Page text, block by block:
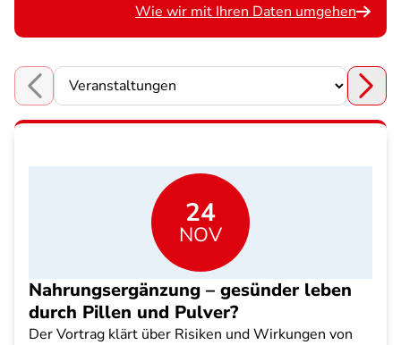
Wie wir mit Ihren Daten umgehen
Choose a section
24
NOV
Nahrungsergänzung – gesünder leben
durch Pillen und Pulver?
Der Vortrag klärt über Risiken und Wirkungen von